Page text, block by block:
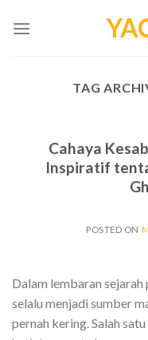
TAG
Cahaya
Inspiratif
POSTED ON
Dalam lembaran
selalu menjadi sumber
pernah kering. Salah